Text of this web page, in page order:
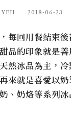
2018-06-23
每回用餐結束
品的印象就是
然冰品為主，
來就是喜愛以
、奶烙等系列冰